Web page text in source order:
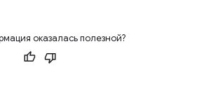
оказалась полезной?